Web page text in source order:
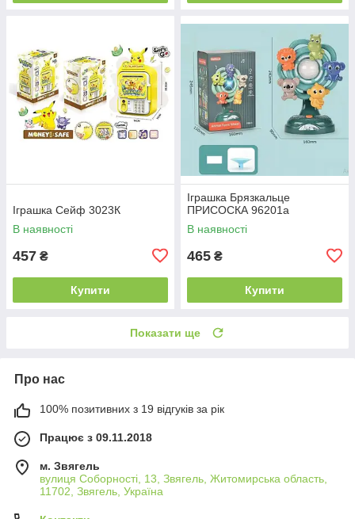
Іграшка Сейф 3023К
В наявності
457 ₴
Купити
Іграшка Брязкальце
ПРИСОСКА 96201а
В наявності
465 ₴
Купити
Показати ще
Про нас
100% позитивних з 19 відгуків за рік
Працює з 09.11.2018
м. Звягель
вулиця Соборності, 13, Звягель, Житомирська область,
11702, Звягель, Україна